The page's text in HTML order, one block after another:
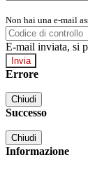
Non hai una e-mail
E-mail inviata, si
Errore
Chiudi
Successo
Chiudi
Informazione